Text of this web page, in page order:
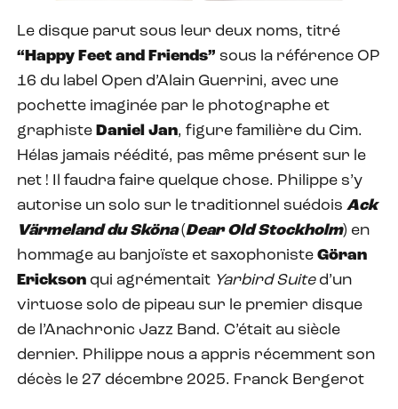
Le disque parut sous leur deux noms, titré
“Happy Feet and Friends” sous la référence OP
16 du label Open d’Alain Guerrini, avec une
pochette imaginée par le photographe et
graphiste Daniel Jan, figure familière du Cim.
Hélas jamais réédité, pas même présent sur le
net ! Il faudra faire quelque chose. Philippe s’y
autorise un solo sur le traditionnel suédois Ack
Värmeland du Sköna (Dear Old Stockholm) en
hommage au banjoïste et saxophoniste Göran
Erickson qui agrémentait Yarbird Suited’un
virtuose solo de pipeau sur le premier disque
de l’Anachronic Jazz Band. C’était au siècle
dernier. Philippe nous a appris récemment son
décès le 27 décembre 2025. Franck Bergerot